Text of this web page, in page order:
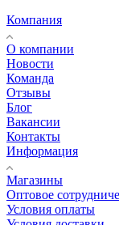
Компания
О компании
Новости
Команда
Отзывы
Блог
Вакансии
Контакты
Информация
Магазины
Оптовое
Условия оплаты